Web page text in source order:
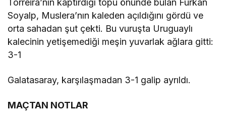
Torreira’nın kaptırdığı topu önünde bulan Furkan
Soyalp, Muslera’nın kaleden açıldığını gördü ve
orta sahadan şut çekti. Bu vuruşta Uruguaylı
kalecinin yetişemediği meşin yuvarlak ağlara gitti:
3-1
Galatasaray, karşılaşmadan 3-1 galip ayrıldı.
MAÇTAN NOTLAR